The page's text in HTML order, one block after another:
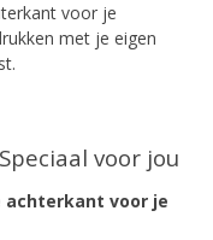
voor je
met je eigen
voor jou
achterkant voor je